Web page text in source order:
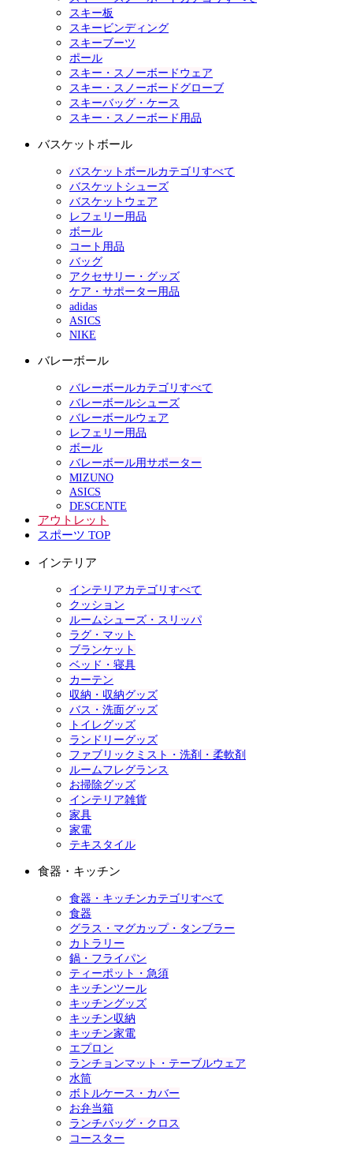
スキー板
スキービンディング
スキーブーツ
ポール
スキー・スノーボードウェア
スキー・スノーボードグローブ
スキーバッグ・ケース
スキー・スノーボード用品
バスケットボール
バスケットボールカテゴリすべて
バスケットシューズ
バスケットウェア
レフェリー用品
ボール
コート用品
バッグ
アクセサリー・グッズ
ケア・サポーター用品
adidas
ASICS
NIKE
バレーボール
バレーボールカテゴリすべて
バレーボールシューズ
バレーボールウェア
レフェリー用品
ボール
バレーボール用サポーター
MIZUNO
ASICS
DESCENTE
アウトレット
スポーツ TOP
インテリア
インテリアカテゴリすべて
クッション
ルームシューズ・スリッパ
ラグ・マット
ブランケット
ベッド・寝具
カーテン
収納・収納グッズ
バス・洗面グッズ
トイレグッズ
ランドリーグッズ
ファブリックミスト・洗剤・柔軟剤
ルームフレグランス
お掃除グッズ
インテリア雑貨
家具
家電
テキスタイル
食器・キッチン
食器・キッチンカテゴリすべて
食器
グラス・マグカップ・タンブラー
カトラリー
鍋・フライパン
ティーポット・急須
キッチンツール
キッチングッズ
キッチン収納
キッチン家電
エプロン
ランチョンマット・テーブルウェア
水筒
ボトルケース・カバー
お弁当箱
ランチバッグ・クロス
コースター